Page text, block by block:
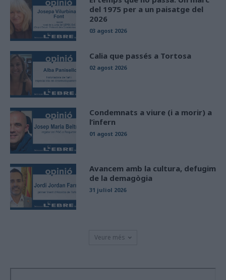
del 1975 per a un paisatge del
2026
03 agost 2026
Calia que passés a Tortosa
02 agost 2026
Condemnats a viure (i a morir) a
l’infern
01 agost 2026
Avancem amb la cultura, defugim
de la demagògia
31 juliol 2026
Veure més